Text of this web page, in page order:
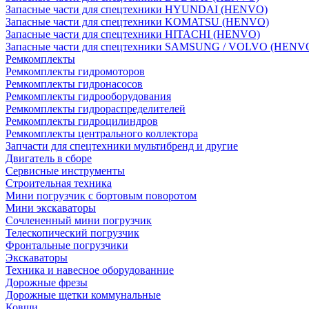
Запасные части для спецтехники HYUNDAI (HENVO)
Запасные части для спецтехники KOMATSU (HENVO)
Запасные части для спецтехники HITACHI (HENVO)
Запасные части для спецтехники SAMSUNG / VOLVO
Ремкомплекты
Ремкомплекты гидромоторов
Ремкомплекты гидронасосов
Ремкомплекты гидрооборудования
Ремкомплекты гидрораспределителей
Ремкомплекты гидроцилиндров
Ремкомплекты центрального коллектора
Запчасти для спецтехники мультибренд и другие
Двигатель в сборе
Сервисные инструменты
Строительная техника
Мини погрузчик с бортовым поворотом
Мини экскаваторы
Сочлененный мини погрузчик
Телескопический погрузчик
Фронтальные погрузчики
Экскаваторы
Техника и навесное оборудованние
Дорожные фрезы
Дорожные щетки коммунальные